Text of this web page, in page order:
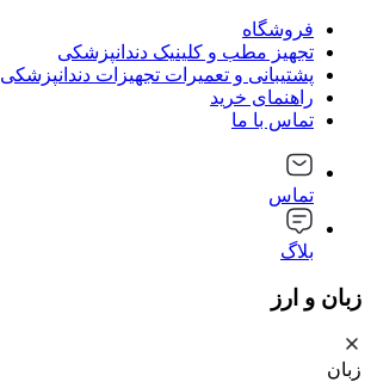
فروشگاه
تجهیز مطب و کلینیک دندانپزشکی
پشتیبانی و تعمیرات تجهیزات دندانپزشکی
راهنمای خرید
تماس با ما
تماس
بلاگ
زبان و ارز
زبان